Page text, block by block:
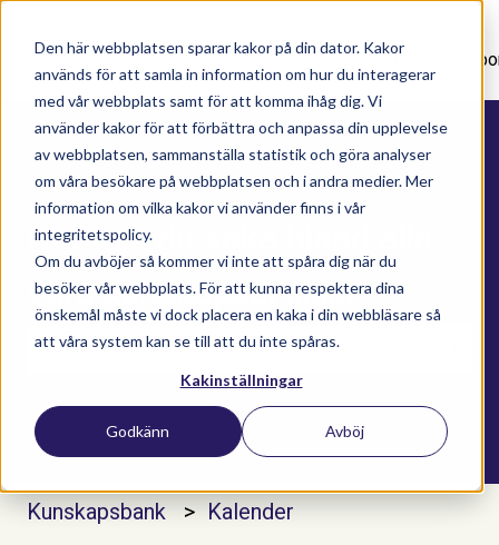
Den här webbplatsen sparar kakor på din dator. Kakor
används för att samla in information om hur du interagerar
med vår webbplats samt för att komma ihåg dig. Vi
använder kakor för att förbättra och anpassa din upplevelse
av webbplatsen, sammanställa statistik och göra analyser
om våra besökare på webbplatsen och i andra medier. Mer
information om vilka kakor vi använder finns i vår
integritetspolicy.
Om du avböjer så kommer vi inte att spåra dig när du
besöker vår webbplats. För att kunna respektera dina
önskemål måste vi dock placera en kaka i din webbläsare så
att våra system kan se till att du inte spåras.
Kakinställningar
Godkänn Avböj
Nyhetsartiklar Utbildningar Supportavtal
Här kan du söka bland alla
våra kunskapsartiklar
Det finns inga förslag eftersom sökfältet är
Kunskapsbank Kalender